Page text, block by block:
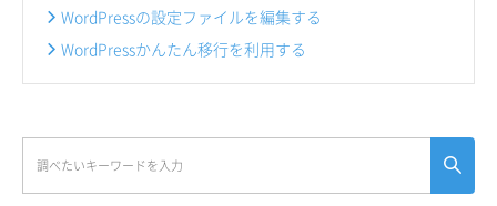
WordPressの設定ファイルを編集する
WordPressかんたん移行を利用する